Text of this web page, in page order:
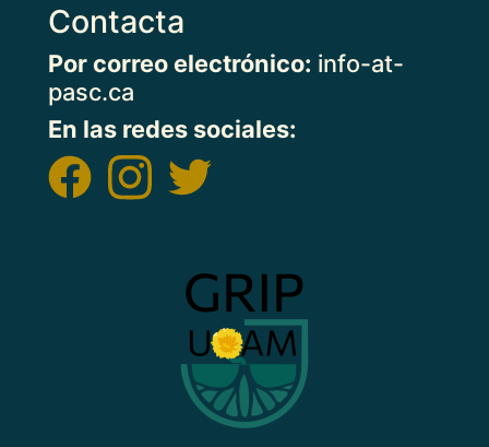
Contacta
Por correo electrónico: info-at-
pasc.ca
En las redes sociales: